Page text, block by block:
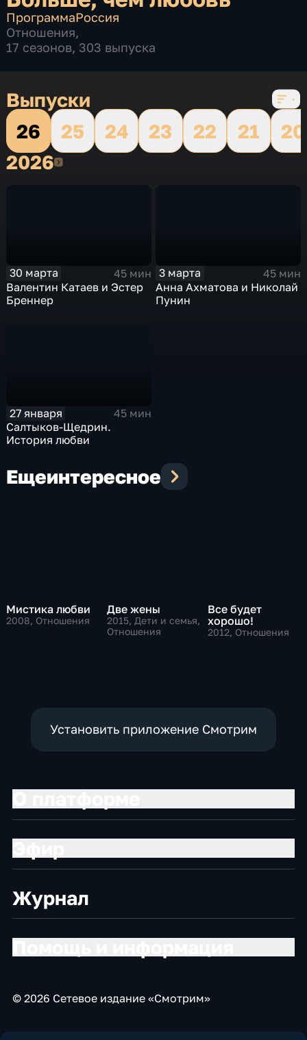
ПрограммаРоссия
Отношения,
17 сезонов, 303 выпуска
Выпуски
26
25 24 23 22 21
20
20262026
30 марта
45 мин
Валентин Катаев и Эстер
Бреннер
3 марта
45 мин
Анна Ахматова и Николай
Пунин
27 января
45 мин
Салтыков-Щедрин.
История любви
Ещеинтересное
Мистика любви
2008, Отношения
Две жены
2015, Дети и семья,
Отношения
Все будет
хорошо!
2012, Отношения
Установить приложение Смотрим
Журнал
© 2026 Сетевое издание «Смотрим»